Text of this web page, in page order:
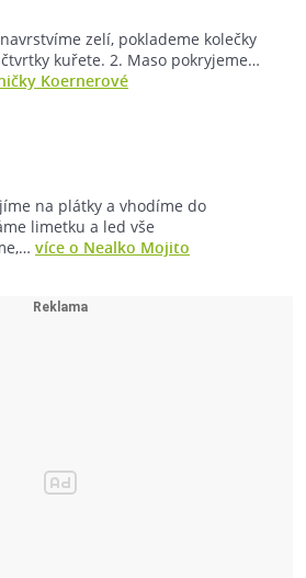
zelí, poklademe kolečky
kuřete. 2. Maso pokryjeme…
Koernerové
na plátky a vhodíme do
limetku a led vše
více o Nealko Mojito